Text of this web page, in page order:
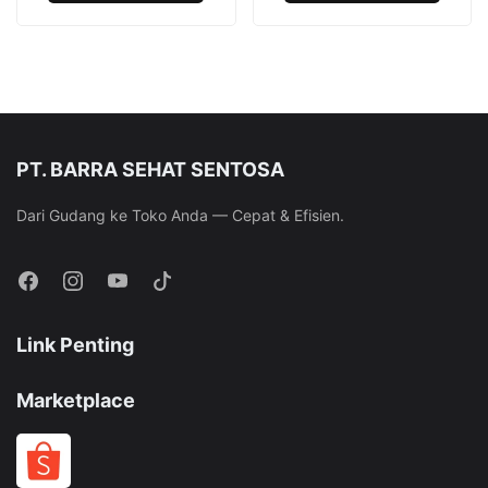
PT. BARRA SEHAT SENTOSA
Dari Gudang ke Toko Anda — Cepat & Efisien.
Link Penting
Marketplace